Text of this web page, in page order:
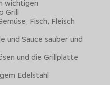
wichtigen
Grill
Fisch, Fleisch
und Sauce sauber und
und die Grillplatte
Edelstahl